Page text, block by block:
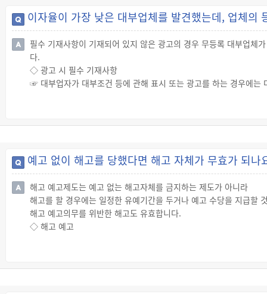
도지사에게 등록해야 합니다.
☞ 등록을 하지 않고 대부업 또는 대부중개업을 하거나 속임수나 그
집니다.
◇ 대부업 등록부 열람
☞ 시·도지사 등은 등록부를 일반인이 열람할 수 있도록 해야 하므
록 대부업체인지 반드시 확인하고, 허위·불법광고에 현혹되지 않도
이자율이 가장 낮은 대부업체를 발견했는데, 업체의
필수 기재사항이 기재되어 있지 않은 광고의 경우 무등록 대부업체
다.
◇ 광고 시 필수 기재사항
☞ 대부업자가 대부조건 등에 관해 표시 또는 광고를 하는 경우에는
· 영업소의 주소와 등록된 표시 또는 광고에 사용되는 전화번호
· 현재 등록되어 있는 시·도 또는 금융위원회의 명칭과 등록정보를
· 과도한 채무의 위험성 및 대부계약과 관련된 신용등급 또는 개인
령」 별표 1 제2호가목에 따른 경고문구
☞ 이를 위반한 자는 1천만원 이하의 과태료를 부과받습니다.
◇ 광고 방법
· 등록번호, 전화번호, 대부이자율 및 대부계약과 관련된 부대비용
예고 없이 해고를 당했다면 해고 자체가 무효가 되나
해고 예고제도는 예고 없는 해고자체를 금지하는 제도가 아니라
해고를 할 경우에는 일정한 유예기간을 두거나 예고 수당을 지급할
해고 예고의무를 위반한 해고도 유효합니다.
◇ 해고 예고